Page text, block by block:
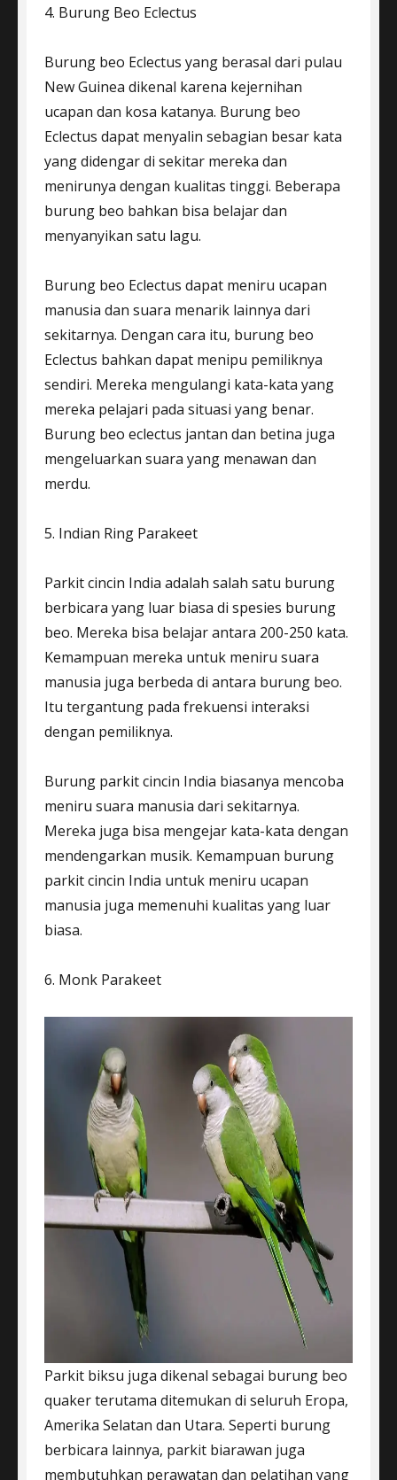
4. Burung Beo Eclectus
Burung beo Eclectus yang berasal dari pulau
New Guinea dikenal karena kejernihan
ucapan dan kosa katanya. Burung beo
Eclectus dapat menyalin sebagian besar kata
yang didengar di sekitar mereka dan
menirunya dengan kualitas tinggi. Beberapa
burung beo bahkan bisa belajar dan
menyanyikan satu lagu.
Burung beo Eclectus dapat meniru ucapan
manusia dan suara menarik lainnya dari
sekitarnya. Dengan cara itu, burung beo
Eclectus bahkan dapat menipu pemiliknya
sendiri. Mereka mengulangi kata-kata yang
mereka pelajari pada situasi yang benar.
Burung beo eclectus jantan dan betina juga
mengeluarkan suara yang menawan dan
merdu.
5. Indian Ring Parakeet
Parkit cincin India adalah salah satu burung
berbicara yang luar biasa di spesies burung
beo. Mereka bisa belajar antara 200-250 kata.
Kemampuan mereka untuk meniru suara
manusia juga berbeda di antara burung beo.
Itu tergantung pada frekuensi interaksi
dengan pemiliknya.
Burung parkit cincin India biasanya mencoba
meniru suara manusia dari sekitarnya.
Mereka juga bisa mengejar kata-kata dengan
mendengarkan musik. Kemampuan burung
parkit cincin India untuk meniru ucapan
manusia juga memenuhi kualitas yang luar
biasa.
6. Monk Parakeet
Parkit biksu juga dikenal sebagai burung beo
quaker terutama ditemukan di seluruh Eropa,
Amerika Selatan dan Utara. Seperti burung
berbicara lainnya, parkit biarawan juga
membutuhkan perawatan dan pelatihan yang